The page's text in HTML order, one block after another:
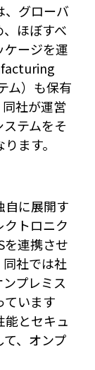
、グローバ
ほぼすべ
ケージを運
ム）も保有
社が運営
テムをそ
ます。
自に展開す
トロニク
を連携させ
社では社
プレミス
ています
能とセキュ
、オンプ